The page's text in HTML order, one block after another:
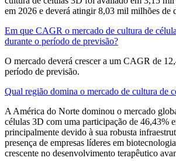
em 2026 e deverá atingir 8,03 mil milhões de
Em que CAGR o mercado de cultura de
durante o período de previsão?
O mercado deverá crescer a um CAGR de
período de previsão.
Qual região domina o mercado de cultura de
A América do Norte dominou o mercado
células 3D com uma participação de 46,43%
principalmente devido à sua robusta
presença de empresas líderes em
crescente no desenvolvimento terapêutico